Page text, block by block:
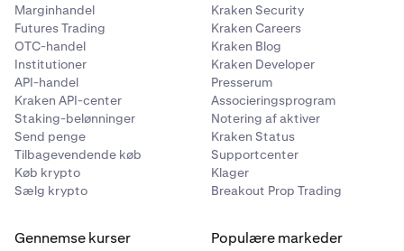
Marginhandel
Futures Trading
OTC-handel
Institutioner
API-handel
Kraken API-center
Staking-belønninger
Send penge
Tilbagevendende køb
Køb krypto
Sælg krypto
Kraken Security
Kraken Careers
Kraken Blog
Kraken Developer
Presserum
Associeringsprogram
Notering af aktiver
Kraken Status
Supportcenter
Klager
Breakout Prop Trading
Gennemse kurser Populære markeder